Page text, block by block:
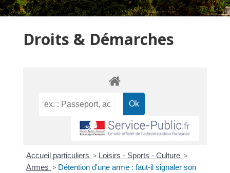
Droits & Démarches
Accueil particuliers > Loisirs - Sports - Culture >
Armes > Détention d'une arme : faut-il signaler son